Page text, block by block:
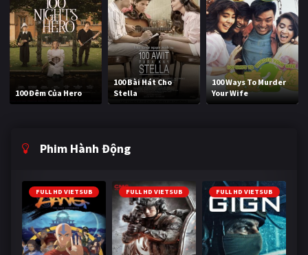
100 Đêm Của Hero
100 Bài Hát Cho
Stella
100 Ways To Murder
Your Wife
Phim Hành Động
FULL HD VIETSUB FULL HD VIETSUB FULL HD VIETSUB